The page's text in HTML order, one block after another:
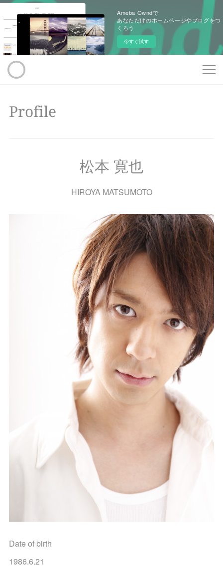
Ameba Owndで
あなただけのホームページやブログをつ
くろう
今すぐ試す
Profile
松本 寛也
HIROYA MATSUMOTO
Date of birth
1986.6.21